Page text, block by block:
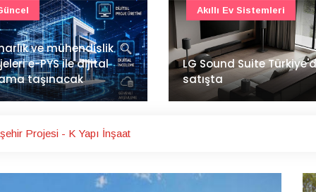
Suite Türkiye'de
Ev Sistemleri
İstanbul Havalimanı'nın
ana pistinde sona doğru
Ulaşım
Projesi - K Yapı İnşaat